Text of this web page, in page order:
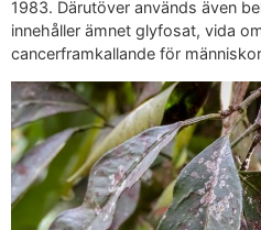
1983. Därutöver används även
innehåller ämnet glyfosat, vida
cancerframkallande för